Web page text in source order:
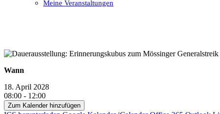
Meine Veranstaltungen
Wann
18. April 2028
08:00 - 12:00
Zum Kalender hinzufügen